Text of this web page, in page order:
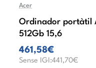
Acer
Ordinador portàtil
512Gb 15,6
461,58€
Sense IGI:441,70€